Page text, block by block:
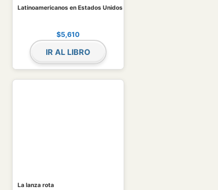
Latinoamericanos en Estados Unidos
$5,610
IR AL LIBRO
La lanza rota